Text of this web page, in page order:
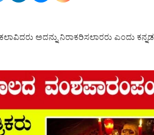
ಅದನ್ನು ನಿರಾಕರಿಸಲಾರರು ಎಂದು ಕನ್ನಡ